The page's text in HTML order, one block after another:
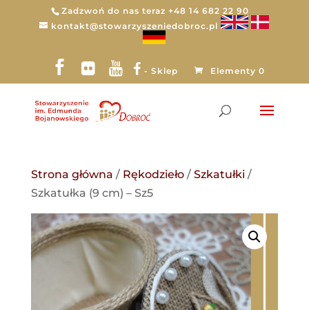
Zadzwoń do nas teraz +48 14 682 22 90
kontakt@stowarzyszeniedobroc.pl
- Sklep Elementy 0
Strona główna / Rękodzieło/ Szkatułki/
Szkatułka (9 cm) – Sz5